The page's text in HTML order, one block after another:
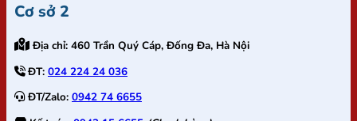
Cơ sở 2
Địa chỉ: 460 Trần Quý Cáp, Đống Đa, Hà Nội
ĐT: 024 224 24 036
ĐT/Zalo: 0942 74 6655